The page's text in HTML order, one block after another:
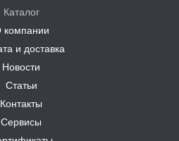
Каталог
компании
и доставка
Новости
Статьи
Контакты
Сервисы